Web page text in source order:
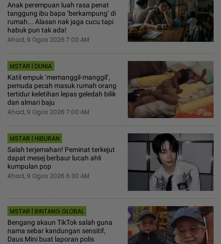
Anak perempuan luah rasa penat
tanggung ibu bapa ‘berkampung’ di
rumah... Alasan nak jaga cucu tapi
habuk pun tak ada!
Ahad, 9 Ogos 2026 7:00 AM
MSTAR | DUNIA
Katil empuk ‘memanggil-manggil’,
pemuda pecah masuk rumah orang
tertidur keletihan lepas geledah bilik
dan almari baju
Ahad, 9 Ogos 2026 7:00 AM
MSTAR | HIBURAN
Salah terjemahan! Peminat terkejut
dapat mesej berbaur lucah ahli
kumpulan pop
Ahad, 9 Ogos 2026 6:30 AM
MSTAR | BINTANG GLOBAL
Bengang akaun TikTok salah guna
nama sebar kandungan sensitif,
Daus Mini buat laporan polis